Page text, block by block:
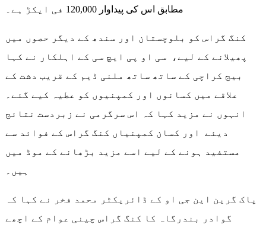
مطابق اس کی پیداوار 120,000 فی ایکڑ ہے۔
کنگ گراس کو بلوچستان اور سندھ کے دیگر حصوں میں
پھیلانے کے لیے، سی او پی ایچ سی کے اہلکار نے کہا
بیج کراچی کے ساتھ ساتھ ملنی ڈیم کے قریب دشت کے
علاقے میں کسانوں اور کمپنیوں کو عطیہ کیے گئے۔
انہوں نے مزید کہا کہ اس سرگرمی نے زبردست نتائج
دیئے اور کسان کمپنیاں کنگ گراس کے فوائد سے
مستفید ہونے کے لیے اسے مزید بڑھانے کے موڈ میں
ہیں۔
پاک گرین این جی او کے ڈائریکٹر محمد فخر نے کہا کہ
گوادر بندرگاہ کا کنگ گراس چینی عوام کے اچھے